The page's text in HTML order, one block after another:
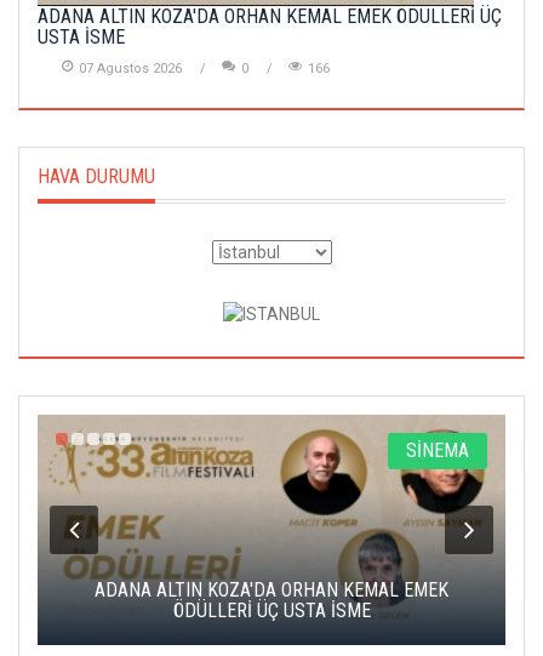
ADANA ALTIN KOZA'DA ORHAN KEMAL EMEK ÖDÜLLERİ ÜÇ
USTA İSME
07 Agustos 2026 0 166
HAVA DURUMU
SİNEMA
ADANA ALTIN KOZA'DA ORHAN KEMAL EMEK
ÖDÜLLERİ ÜÇ USTA İSME